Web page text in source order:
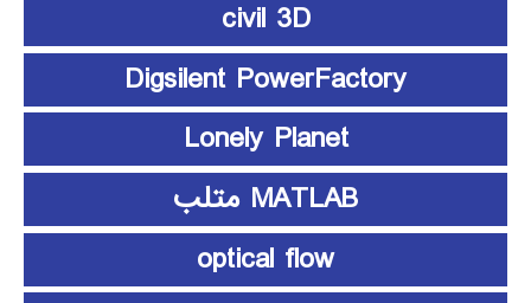
civil 3D
Digsilent PowerFactory
Lonely Planet
MATLAB متلب
optical flow